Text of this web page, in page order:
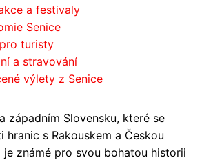
a festivaly
Senice
turisty
a stravování
výlety z Senice
západním Slovensku, které se
hranic s Rakouskem a Českou
je známé pro svou bohatou historii